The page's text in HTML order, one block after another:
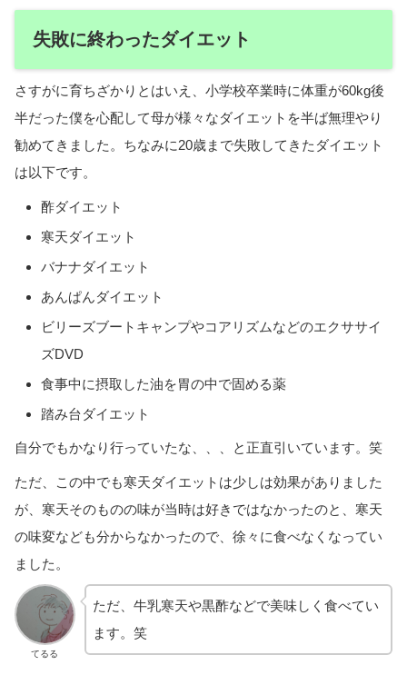
失敗に終わったダイエット
さすがに育ちざかりとはいえ、小学校卒業時に体重が60kg後
半だった僕を心配して母が様々なダイエットを半ば無理やり
勧めてきました。ちなみに20歳まで失敗してきたダイエット
は以下です。
酢ダイエット
寒天ダイエット
バナナダイエット
あんぱんダイエット
ビリーズブートキャンプやコアリズムなどのエクササイ
ズDVD
食事中に摂取した油を胃の中で固める薬
踏み台ダイエット
自分でもかなり行っていたな、、、と正直引いています。笑
ただ、この中でも寒天ダイエットは少しは効果がありました
が、寒天そのものの味が当時は好きではなかったのと、寒天
の味変なども分からなかったので、徐々に食べなくなってい
ました。
てるる
ただ、牛乳寒天や黒酢などで美味しく食べてい
ます。笑